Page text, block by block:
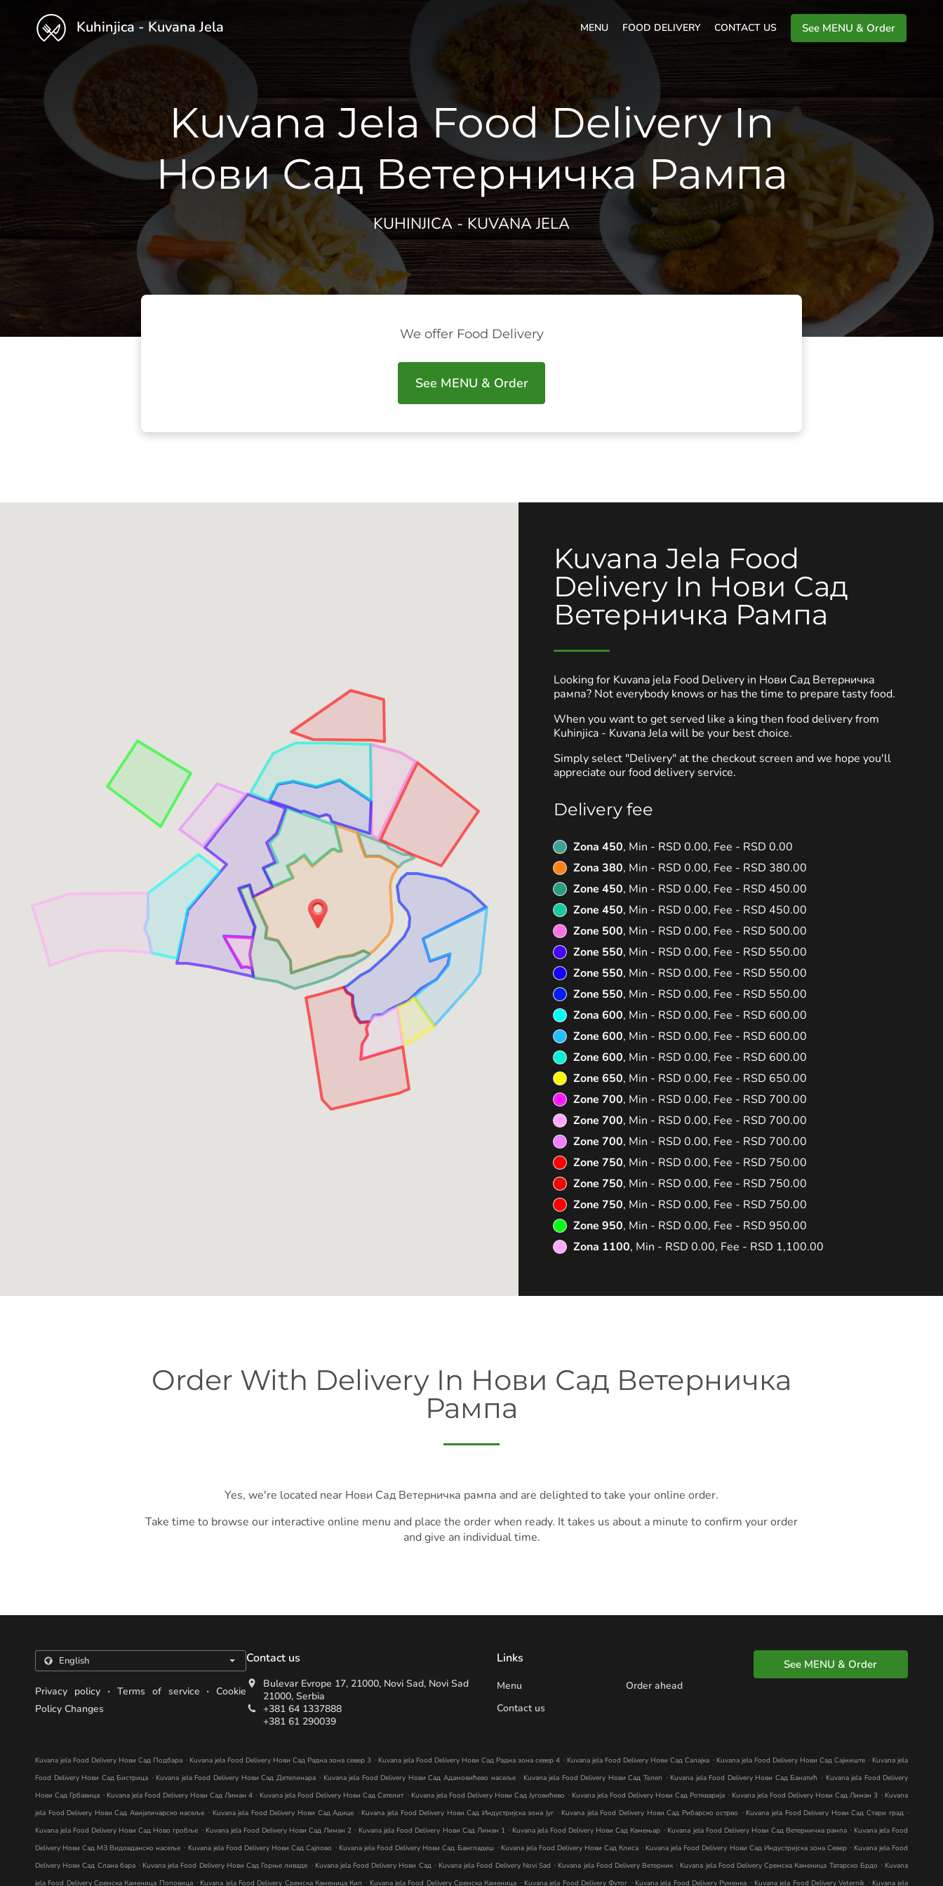
Kuhinjica - Kuvana Jela MENU FOOD DELIVERY CONTACT US See MENU & Order
Kuvana Jela Food Delivery In
Нови Сад Ветерничка Рампа
KUHINJICA - KUVANA JELA
We offer Food Delivery
See MENU & Order
Kuvana Jela Food
Delivery In Нови Сад
Ветерничка Рампа
Looking for Kuvana jela Food Delivery in Нови Сад Ветерничка
рампа? Not everybody knows or has the time to prepare tasty food.
When you want to get served like a king then food delivery from
Kuhinjica - Kuvana Jela will be your best choice.
Simply select "Delivery" at the checkout screen and we hope you'll
appreciate our food delivery service.
Delivery fee
Zona 450, Min - RSD 0.00, Fee - RSD 0.00
Zona 380, Min - RSD 0.00, Fee - RSD 380.00
Zone 450, Min - RSD 0.00, Fee - RSD 450.00
Zone 450, Min - RSD 0.00, Fee - RSD 450.00
Zone 500, Min - RSD 0.00, Fee - RSD 500.00
Zone 550, Min - RSD 0.00, Fee - RSD 550.00
Zone 550, Min - RSD 0.00, Fee - RSD 550.00
Zone 550, Min - RSD 0.00, Fee - RSD 550.00
Zona 600, Min - RSD 0.00, Fee - RSD 600.00
Zone 600, Min - RSD 0.00, Fee - RSD 600.00
Zone 600, Min - RSD 0.00, Fee - RSD 600.00
Zone 650, Min - RSD 0.00, Fee - RSD 650.00
Zone 700, Min - RSD 0.00, Fee - RSD 700.00
Zone 700, Min - RSD 0.00, Fee - RSD 700.00
Zone 700, Min - RSD 0.00, Fee - RSD 700.00
Zone 750, Min - RSD 0.00, Fee - RSD 750.00
Zone 750, Min - RSD 0.00, Fee - RSD 750.00
Zone 750, Min - RSD 0.00, Fee - RSD 750.00
Zone 950, Min - RSD 0.00, Fee - RSD 950.00
Zona 1100, Min - RSD 0.00, Fee - RSD 1,100.00
Order With Delivery In Нови Сад Ветерничка
Рампа
Yes, we're located near Нови Сад Ветерничка рампа and are delighted to take your online order.
Take time to browse our interactive online menu and place the order when ready. It takes us about a minute to confirm your order
and give an individual time.
Privacy policy . Terms of service . Cookie
Policy Changes
Contact us
Bulevar Evrope 17, 21000, Novi Sad, Novi Sad
21000, Serbia
+381 64 1337888
+381 61 290039
Links
Menu
Order ahead
Contact us
See MENU & Order
Kuvana jela Food Delivery Нови Сад Подбара . Kuvana jela Food Delivery Нови Сад Радна зона север 3 . Kuvana jela Food Delivery Нови Сад Радна зона север 4 . Kuvana jela Food Delivery Нови Сад Салајка . Kuvana jela Food Delivery Нови Сад Сајмиште . Kuvana jela
Food Delivery Нови Сад Бистрица . Kuvana jela Food Delivery Нови Сад Детелинара . Kuvana jela Food Delivery Нови Сад Адамовићево насеље . Kuvana jela Food Delivery Нови Сад Телеп . Kuvana jela Food Delivery Нови Сад Банатић . Kuvana jela Food Delivery
Нови Сад Грбавица . Kuvana jela Food Delivery Нови Сад Лиман 4 . Kuvana jela Food Delivery Нови Сад Сателит . Kuvana jela Food Delivery Нови Сад Југовићево . Kuvana jela Food Delivery Нови Сад Роткварија . Kuvana jela Food Delivery Нови Сад Лиман 3 . Kuvana
jela Food Delivery Нови Сад Авијатичарско насеље . Kuvana jela Food Delivery Нови Сад Адице . Kuvana jela Food Delivery Нови Сад Индустријска зона југ . Kuvana jela Food Delivery Нови Сад Рибарско острво . Kuvana jela Food Delivery Нови Сад Стари град .
Kuvana jela Food Delivery Нови Сад Ново гробље . Kuvana jela Food Delivery Нови Сад Лиман 2 . Kuvana jela Food Delivery Нови Сад Лиман 1 . Kuvana jela Food Delivery Нови Сад Камењар . Kuvana jela Food Delivery Нови Сад Ветерничка рампа . Kuvana jela Food
Delivery Нови Сад МЗ Видовданско насеље . Kuvana jela Food Delivery Нови Сад Сајлово . Kuvana jela Food Delivery Нови Сад Бангладеш . Kuvana jela Food Delivery Нови Сад Клиса . Kuvana jela Food Delivery Нови Сад Индустријска зона Север . Kuvana jela Food
Delivery Нови Сад Слана бара . Kuvana jela Food Delivery Нови Сад Горње ливаде . Kuvana jela Food Delivery Нови Сад . Kuvana jela Food Delivery Novi Sad . Kuvana jela Food Delivery Ветерник . Kuvana jela Food Delivery Сремска Каменица Татарско Брдо . Kuvana
jela Food Delivery Сремска Каменица Поповица . Kuvana jela Food Delivery Сремска Каменица Кип . Kuvana jela Food Delivery Сремска Каменица . Kuvana jela Food Delivery Футог . Kuvana jela Food Delivery Руменка . Kuvana jela Food Delivery Veternik . Kuvana jela